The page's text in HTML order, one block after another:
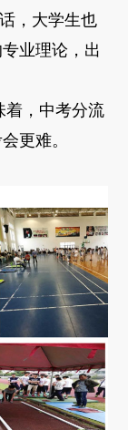
，大学生也
业理论，出
着，中考分流
更难。